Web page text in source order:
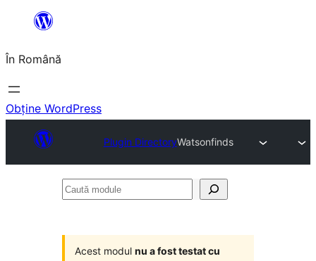
conținut
În Română
Obține WordPress
Plugin DirectoryWatsonfinds
Caută
Acest modul nu a fost testat cu